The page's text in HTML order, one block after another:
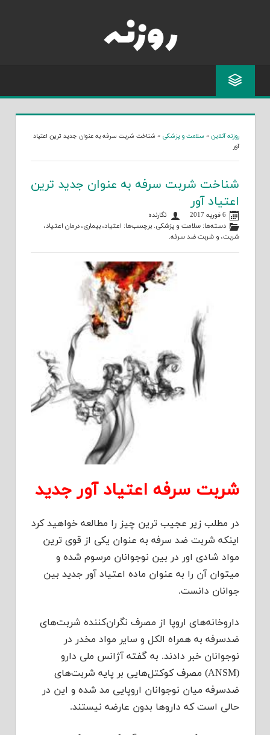
روزنه آنلاین » سلامت و پزشکی » شناخت شربت سرفه به عنوان جدید ترین اعتیاد
آور
شناخت شربت سرفه به عنوان جدید ترین
اعتیاد آور
6 فوریه 2017
نگارنده
دسته‌ها:سلامت و پزشکی. برچسب‌ها: اعتیاد،بیماری،درمان اعتیاد،
شربت، و شربت ضد سرفه.
شربت سرفه اعتیاد آور جدید
در مطلب زیر عجیب ترین چیز را مطالعه خواهید کرد
اینکه شربت ضد سرفه به عنوان یکی از قوی ترین
مواد شادی اور در بین نوجوانان مرسوم شده و
میتوان آن را به عنوان ماده اعتیاد آور جدید بین
جوانان دانست.
داروخانه‌های اروپا از مصرف نگران‌کننده شربت‌های
ضدسرفه به همراه الکل و سایر مواد مخدر در
نوجوانان خبر دادند. به گفته آژانس‌ ملی دارو
(ANSM) مصرف کوکتل‌هایی بر پایه شربت‌های
ضدسرفه میان نوجوانان اروپایی مد شده و این در
حالی است که داروها بدون عارضه نیستند.